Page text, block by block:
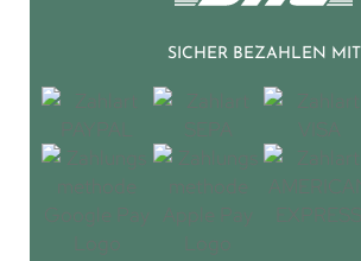
SICHER BEZAHLEN MIT